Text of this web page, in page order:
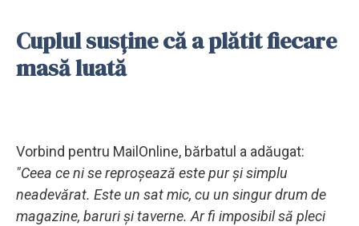
Cuplul susține că a plătit fiecare
masă luată
Vorbind pentru MailOnline, bărbatul a adăugat:
"Ceea ce ni se reproșează este pur și simplu
neadevărat. Este un sat mic, cu un singur drum de
magazine, baruri și taverne. Ar fi imposibil să pleci